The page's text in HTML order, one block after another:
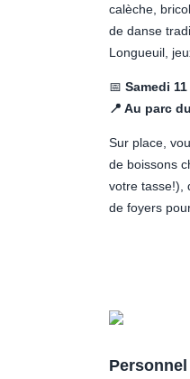
calèche,
de danse
Longueuil,
📅 Samedi
📍 Au parc
Sur place,
de boissons
votre tasse!),
de foyers